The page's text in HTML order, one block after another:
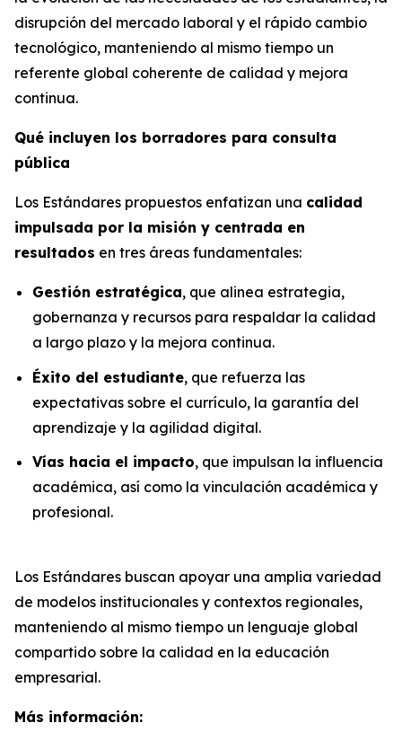
disrupción del mercado laboral y el rápido cambio
tecnológico, manteniendo al mismo tiempo un
referente global coherente de calidad y mejora
continua.
Qué incluyen los borradores para consulta
pública
Los Estándares propuestos enfatizan una calidad
impulsada por la misión y centrada en
resultados en tres áreas fundamentales:
Gestión estratégica, que alinea estrategia,
gobernanza y recursos para respaldar la calidad
a largo plazo y la mejora continua.
Éxito del estudiante, que refuerza las
expectativas sobre el currículo, la garantía del
aprendizaje y la agilidad digital.
Vías hacia el impacto, que impulsan la influencia
académica, así como la vinculación académica y
profesional.
Los Estándares buscan apoyar una amplia variedad
de modelos institucionales y contextos regionales,
manteniendo al mismo tiempo un lenguaje global
compartido sobre la calidad en la educación
empresarial.
Más información: